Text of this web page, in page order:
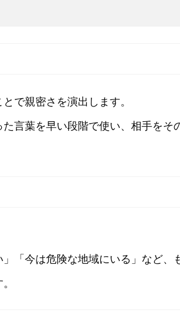
で親密さを演出します。
言葉を早い段階で使い、相手をそ
「今は危険な地域にいる」など、